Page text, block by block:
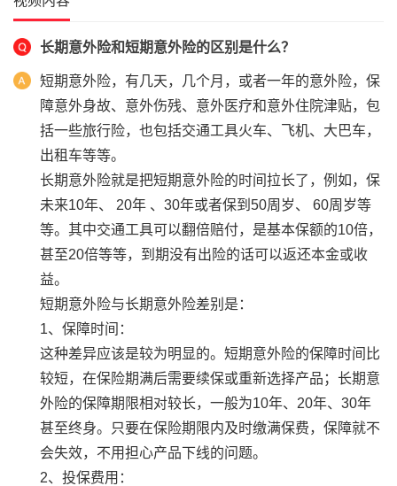
长期意外险和短期意外险的区别是什么？
短期意外险，有几天，几个月，或者一年的意外险，保
障意外身故、意外伤残、意外医疗和意外住院津贴，包
括一些旅行险，也包括交通工具火车、飞机、大巴车，
出租车等等。
长期意外险就是把短期意外险的时间拉长了，例如，保
未来10年、 20年 、30年或者保到50周岁、 60周岁等
等。其中交通工具可以翻倍赔付，是基本保额的10倍，
甚至20倍等等，到期没有出险的话可以返还本金或收
益。
短期意外险与长期意外险差别是：
1、保障时间：
这种差异应该是较为明显的。短期意外险的保障时间比
较短，在保险期满后需要续保或重新选择产品；长期意
外险的保障期限相对较长，一般为10年、20年、30年
甚至终身。只要在保险期限内及时缴满保费，保障就不
会失效，不用担心产品下线的问题。
2、投保费用：